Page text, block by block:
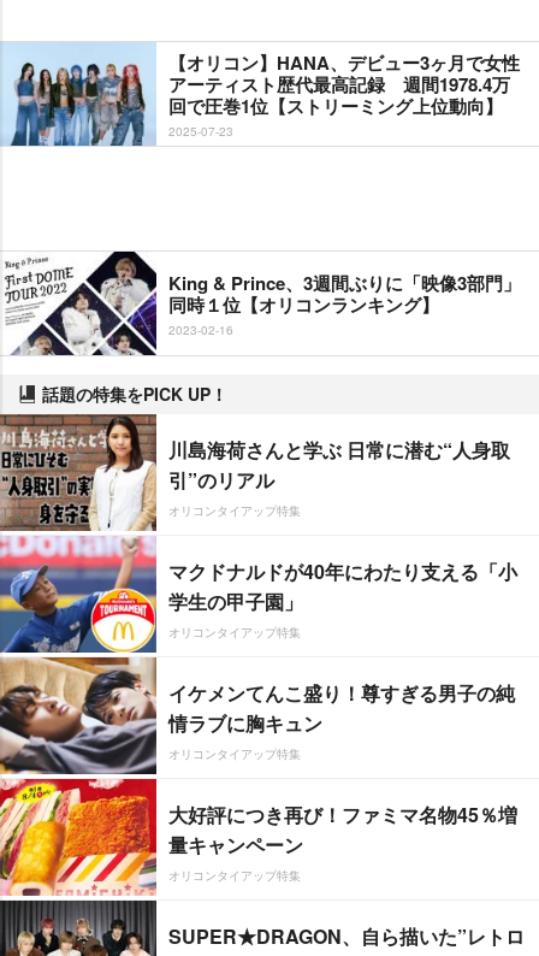
【オリコン】HANA、デビュー3ヶ月で女性
アーティスト歴代最高記録 週間1978.4万
回で圧巻1位【ストリーミング上位動向】
2025-07-23
King & Prince、3週間ぶりに「映像3部門」
同時１位【オリコンランキング】
2023-02-16
話題の特集をPICK UP！
川島海荷さんと学ぶ 日常に潜む“人身取
引”のリアル
オリコンタイアップ特集
マクドナルドが40年にわたり支える「小
学生の甲子園」
オリコンタイアップ特集
イケメンてんこ盛り！尊すぎる男子の純
情ラブに胸キュン
オリコンタイアップ特集
大好評につき再び！ファミマ名物45％増
量キャンペーン
オリコンタイアップ特集
SUPER★DRAGON、自ら描いた”レトロ